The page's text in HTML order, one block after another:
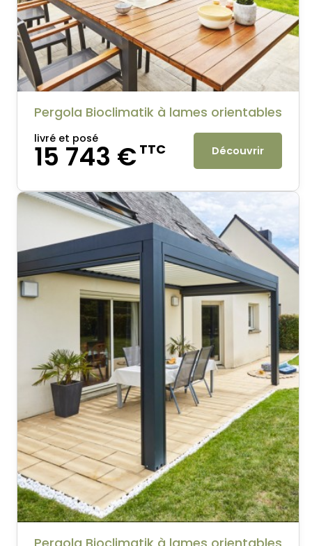
Pergola Bioclimatik à lames orientables
livré et posé
15 743 €TTC Découvrir